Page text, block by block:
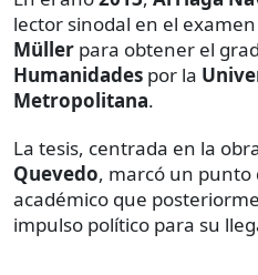
lector sinodal en el
Müller para obtener el
Humanidades por la
Metropolitana.
La tesis, centrada en la
Quevedo, marcó un punto
académico que
impulso político para su